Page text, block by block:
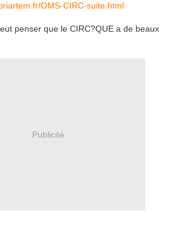
OMS-CIRC-suite.html
penser que le CIRC?QUE a de beaux
Publicité